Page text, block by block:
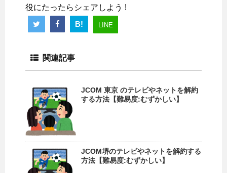
役にたったらシェアしよう !
B!
LINE
関連記事
JCOM 東京 のテレビやネットを解約
する方法【難易度:むずかしい】
JCOM堺のテレビやネットを解約する
方法【難易度:むずかしい】